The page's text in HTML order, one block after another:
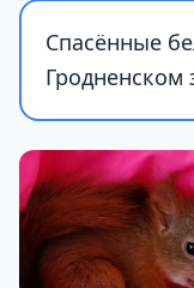
Спасённые
Гродненском